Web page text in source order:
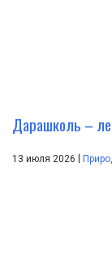
Дарашколь –
13 июля 2026